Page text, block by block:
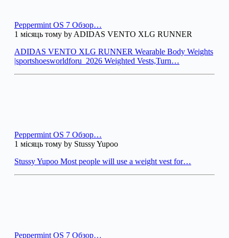
Peppermint OS 7 Обзор…
1 місяць тому by ADIDAS VENTO XLG RUNNER
ADIDAS VENTO XLG RUNNER Wearable Body Weights
|sportshoesworldforu_2026 Weighted Vests,Turn…
Peppermint OS 7 Обзор…
1 місяць тому by Stussy Yupoo
Stussy Yupoo Most people will use a weight vest for…
Peppermint OS 7 Обзор…